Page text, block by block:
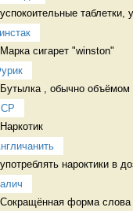
успокоительные таблетки,
Марка сигарет "winston"
Бутылка , обычно объёмом
Наркотик
употреблять нароктики в
Сокращённая форма слова